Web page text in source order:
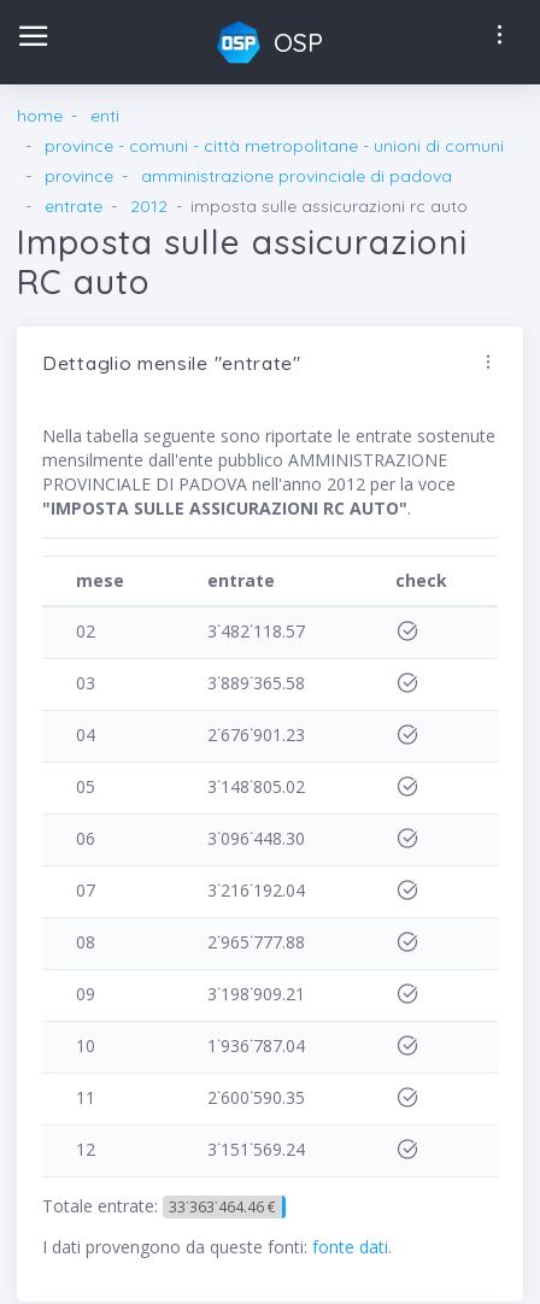
OSP
home
enti
province - comuni - città metropolitane - unioni di comuni
province
amministrazione provinciale di padova
entrate
2012 imposta sulle assicurazioni rc auto
Imposta sulle assicurazioni
RC auto
Dettaglio mensile "entrate"
Nella tabella seguente sono riportate le entrate sostenute
mensilmente dall'ente pubblico AMMINISTRAZIONE
PROVINCIALE DI PADOVA nell'anno 2012 per la voce
"IMPOSTA SULLE ASSICURAZIONI RC AUTO".
mese entrate check
02 3˙482˙118.57
03 3˙889˙365.58
04 2˙676˙901.23
05 3˙148˙805.02
06 3˙096˙448.30
07 3˙216˙192.04
08 2˙965˙777.88
09 3˙198˙909.21
10 1˙936˙787.04
11 2˙600˙590.35
12 3˙151˙569.24
Totale entrate: 33˙363˙464.46 €
I dati provengono da queste fonti: fonte dati.